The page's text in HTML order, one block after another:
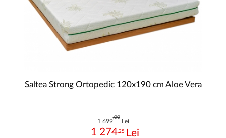
Saltea Strong Ortopedic 120x190 cm Aloe Vera
1 699
,00
Lei
1 274,25